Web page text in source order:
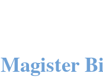
Magister